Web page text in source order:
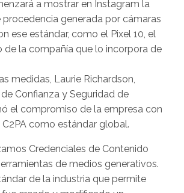
a mostrar en Instagram la
generada por cámaras
ese estándar, como el Pixel 10, el
de la compañía que lo incorpora de
medidas, Laurie Richardson,
Confianza y Seguridad de
el compromiso de la empresa con
como estándar global.
Credenciales de Contenido
de medios generativos.
de la industria que permite